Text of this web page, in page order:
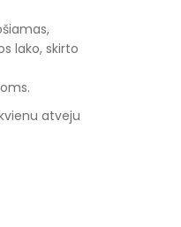
lako, skirto
atveju